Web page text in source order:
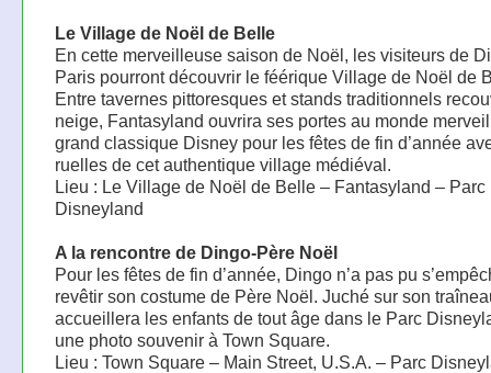
Le Village de Noël de Belle
En cette merveilleuse saison de Noël, les visiteurs de
Paris pourront découvrir le féérique Village de Noël de
Entre tavernes pittoresques et stands traditionnels
neige, Fantasyland ouvrira ses portes au monde
grand classique Disney pour les fêtes de fin d’année
ruelles de cet authentique village médiéval.
Lieu : Le Village de Noël de Belle – Fantasyland – Parc
Disneyland
A la rencontre de Dingo-Père Noël
Pour les fêtes de fin d’année, Dingo n’a pas pu
revêtir son costume de Père Noël. Juché sur son
accueillera les enfants de tout âge dans le Parc
une photo souvenir à Town Square.
Lieu : Town Square – Main Street, U.S.A. – Parc